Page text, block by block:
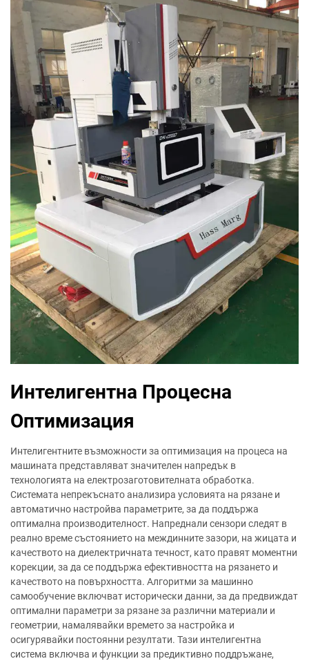
Интелигентна Процесна
Оптимизация
Интелигентните възможности за оптимизация на процеса на
машината представляват значителен напредък в
технологията на електрозаготовителната обработка.
Системата непрекъснато анализира условията на рязане и
автоматично настройва параметрите, за да поддържа
оптимална производителност. Напреднали сензори следят в
реално време състоянието на междинните зазори, на жицата и
качеството на диелектричната течност, като правят моментни
корекции, за да се поддържа ефективността на рязането и
качеството на повърхността. Алгоритми за машинно
самообучение включват исторически данни, за да предвиждат
оптимални параметри за рязане за различни материали и
геометрии, намалявайки времето за настройка и
осигурявайки постоянни резултати. Тази интелигентна
система включва и функции за предиктивно поддръжане,